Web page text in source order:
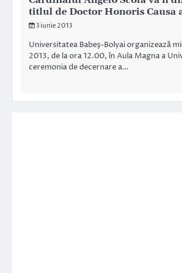
titlul de Doctor Honoris Causa
3 iunie 2013
Universitatea Babeş-Bolyai organizează
2013, de la ora 12.00, în Aula Magna a
ceremonia de decernare a…